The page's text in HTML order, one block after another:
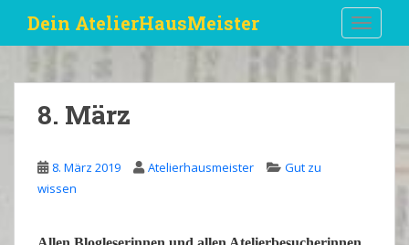
i
Dein AtelierHausMeister
8. März
8. März 2019 Atelierhausmeister
Gut zu
wissen